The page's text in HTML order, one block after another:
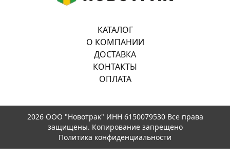
КАТАЛОГ
О КОМПАНИИ
ДОСТАВКА
КОНТАКТЫ
ОПЛАТА
2026 ООО "Новотрак" ИНН 6150079530 Все права
защищены. Копирование запрещено
Политика конфиденциальности